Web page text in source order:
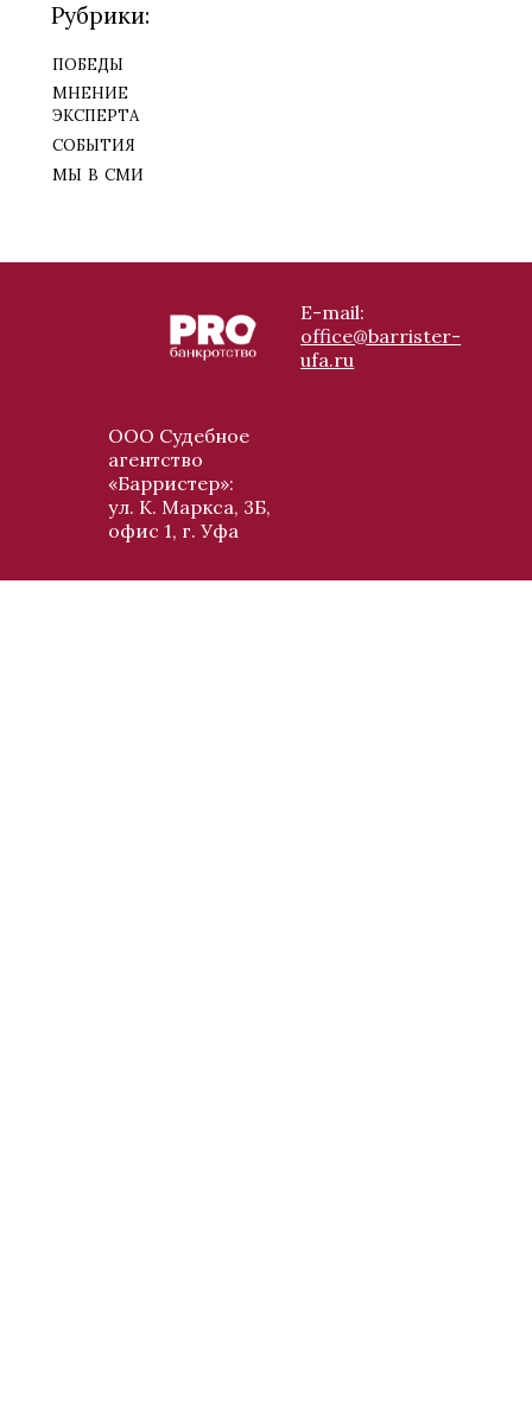
Рубрики:
победы
мнение
эксперта
события
мы в сми
ООО Судебное
агентство
«Барристер»:
ул. К. Маркса, 3Б,
офис 1, г. Уфа
E-mail:
office@barrister-
ufa.ru